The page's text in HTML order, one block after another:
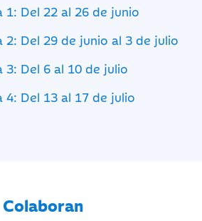
1: Del 22 al 26 de junio
2: Del 29 de junio al 3 de julio
3: Del 6 al 10 de julio
4: Del 13 al 17 de julio
Colaboran